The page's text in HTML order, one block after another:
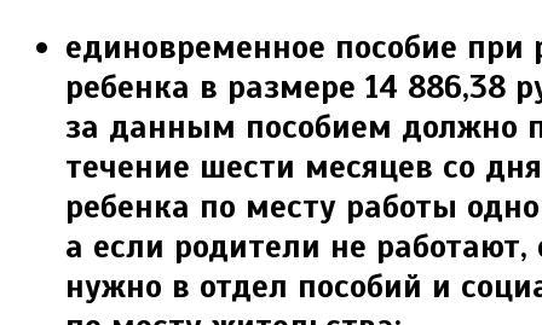
единовременное пособие при
ребенка в размере 14 886,38
за данным пособи­ем должно
течение шести месяцев со
ребенка по месту работы
а если родители не работают,
нужно в отдел пособий и